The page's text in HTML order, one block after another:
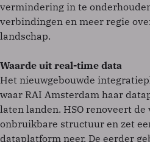
vermindering in te
verbindingen en meer regie
landschap.
Waarde uit real-time data
Het nieuwgebouwde
waar RAI Amsterdam haar
laten landen. HSO renoveert
onbruikbare structuur en zet
dataplatform neer. De eerder